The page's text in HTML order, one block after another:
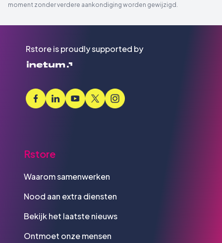
moment zonder verdere aankondiging worden gewijzigd.
Rstore is proudly supported by
Rstore
Waarom samenwerken
Nood aan extra diensten
Bekijk het laatste nieuws
Ontmoet onze mensen